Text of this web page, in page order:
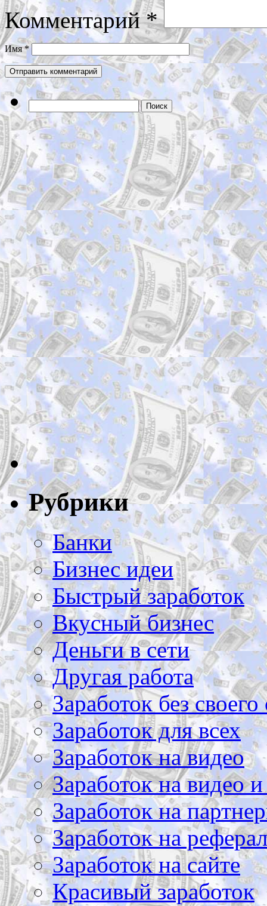
Комментарий*
Имя*
Рубрики
Банки
Бизнес идеи
Быстрый заработок
Вкусный бизнес
Деньги в сети
Другая работа
Заработок без своего
Заработок для всех
Заработок на видео
Заработок на видео
Заработок на
Заработок на
Заработок на сайте
Красивый заработок